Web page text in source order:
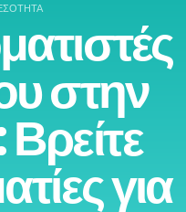
στην
για